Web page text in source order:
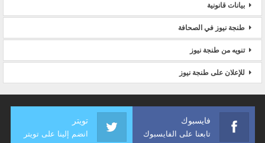
بيانات قانونية
طنجة نيوز في الصحافة
تنويه من طنجة نيوز
للإعلان على طنجة نيوز
فايسبوك
تابعنا على الفايسبوك
تويتر
انضم إلينا على تويتر